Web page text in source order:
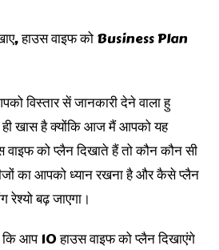
हाउस वाइफ को Business Plan
विस्तार सें जानकारी देने वाला हु
खास है क्योंकि आज मैं आपको यह
को प्लैन दिखाते हैं तो कौन कौन सी
का आपको ध्यान रखना है और कैसे प्लैन
रेश्यो बढ़ जाएगा।
आप 10 हाउस वाइफ को प्लैन दिखाएंगे